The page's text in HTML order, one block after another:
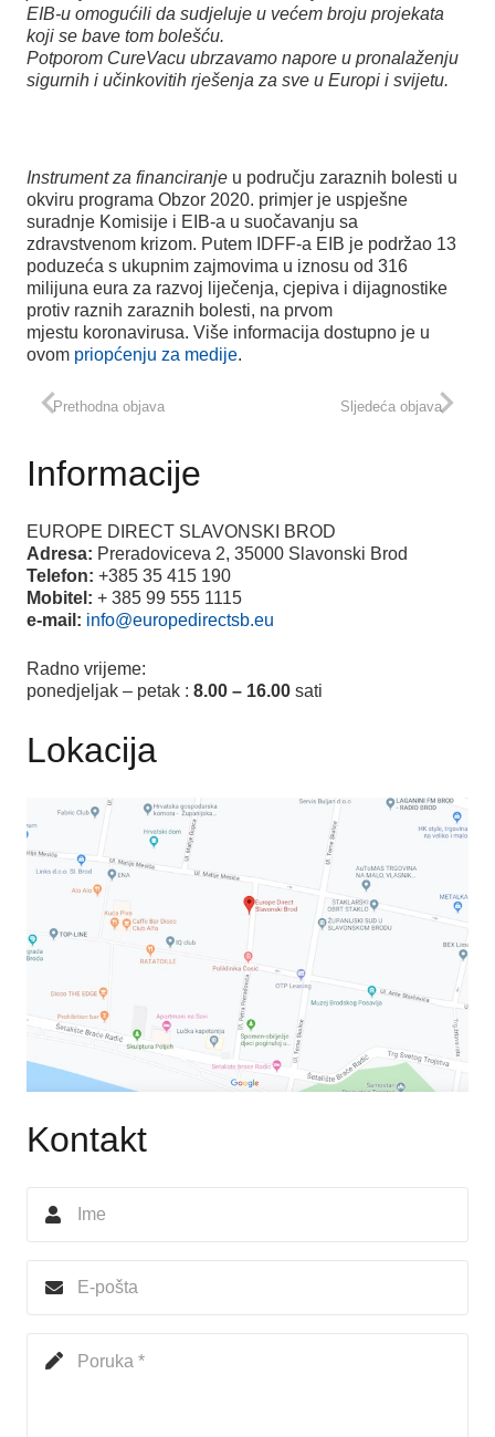
EIB-u omogućili da sudjeluje u većem broju projekata
koji se bave tom bolešću.
Potporom CureVacu ubrzavamo napore u pronalaženju
sigurnih i učinkovitih rješenja za sve u Europi i svijetu.
Instrument za financiranje u području zaraznih bolesti u
okviru programa Obzor 2020. primjer je uspješne
suradnje Komisije i EIB-a u suočavanju sa
zdravstvenom krizom. Putem IDFF-a EIB je podržao 13
poduzeća s ukupnim zajmovima u iznosu od 316
milijuna eura za razvoj liječenja, cjepiva i dijagnostike
protiv raznih zaraznih bolesti, na prvom
mjestu koronavirusa. Više informacija dostupno je u
ovom priopćenju za medije.
Prethodna objava Sljedeća objava
Informacije
EUROPE DIRECT SLAVONSKI BROD
Adresa: Preradoviceva 2, 35000 Slavonski Brod
Telefon: +385 35 415 190
Mobitel: + 385 99 555 1115
e-mail: info@europedirectsb.eu
Radno vrijeme:
ponedjeljak – petak : 8.00 – 16.00 sati
Lokacija
Kontakt